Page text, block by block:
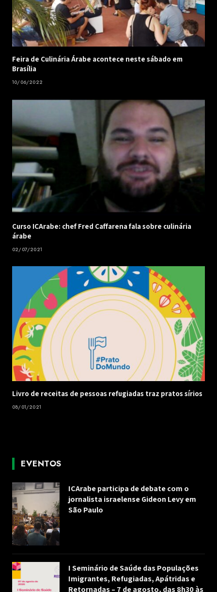
Feira de Culinária Árabe acontece neste sábado em
Brasília
10/06/2022
Curso ICArabe: chef Fred Caffarena fala sobre culinária
árabe
02/07/2021
Livro de receitas de pessoas refugiadas traz pratos sírios
08/01/2021
EVENTOS
ICArabe participa de debate com o
jornalista israelense Gideon Levy em
São Paulo
I Seminário de Saúde das Populações
Imigrantes, Refugiadas, Apátridas e
Retornadas – 7 de agosto, das 8h30 às